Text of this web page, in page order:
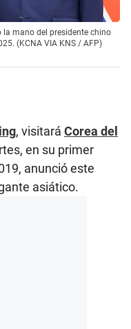
la mano del presidente chino
(KCNA VIA KNS / AFP)
, visitará Corea del
en su primer
anunció este
asiático.